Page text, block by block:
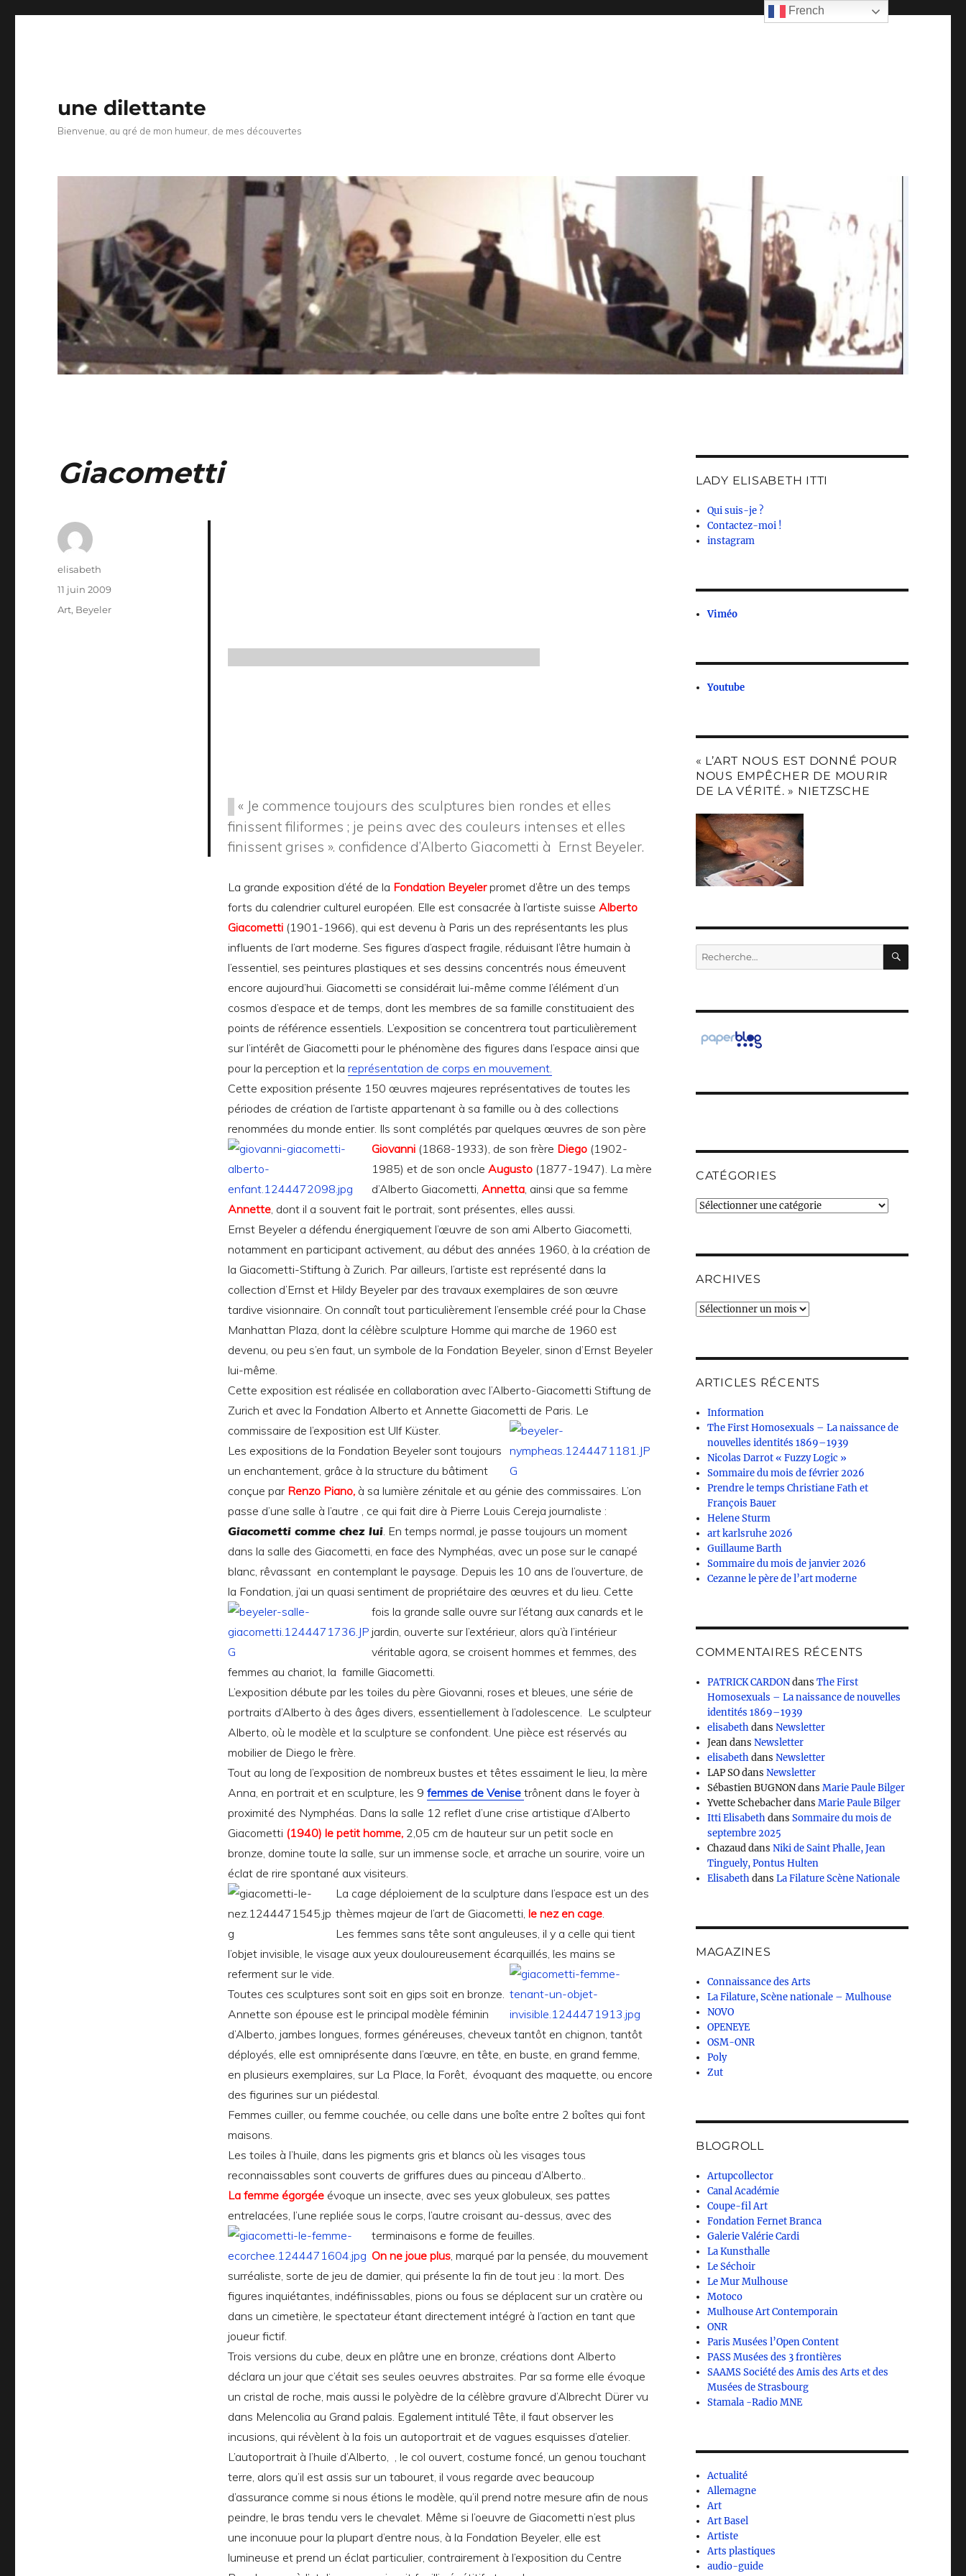
une dilettante
Bienvenue, au gré de mon humeur, de mes découvertes
Giacometti
« Je commence toujours des sculptures bien rondes et elles
finissent filiformes ; je peins avec des couleurs intenses et elles
finissent grises ». confidence d’Alberto Giacometti à Ernst Beyeler.
La grande exposition d’été de la Fondation Beyeler promet d’être un des temps
forts du calendrier culturel européen. Elle est consacrée à l’artiste suisse Alberto
Giacometti (1901-1966), qui est devenu à Paris un des représentants les plus
influents de l’art moderne. Ses figures d’aspect fragile, réduisant l’être humain à
l’essentiel, ses peintures plastiques et ses dessins concentrés nous émeuvent
encore aujourd’hui. Giacometti se considérait lui-même comme l’élément d’un
cosmos d’espace et de temps, dont les membres de sa famille constituaient des
points de référence essentiels. L’exposition se concentrera tout particulièrement
sur l’intérêt de Giacometti pour le phénomène des figures dans l’espace ainsi que
pour la perception et la représentation de corps en mouvement.
Cette exposition présente 150 œuvres majeures représentatives de toutes les
périodes de création de l’artiste appartenant à sa famille ou à des collections
renommées du monde entier. Ils sont complétés par quelques œuvres de son père
Giovanni (1868-1933), de son frère Diego (1902-
1985) et de son oncle Augusto(1877-1947). La mère
d’Alberto Giacometti, Annetta, ainsi que sa femme
Annette, dont il a souvent fait le portrait, sont présentes, elles aussi.
Ernst Beyeler a défendu énergiquement l’œuvre de son ami Alberto Giacometti,
notamment en participant activement, au début des années 1960, à la création de
la Giacometti-Stiftung à Zurich. Par ailleurs, l’artiste est représenté dans la
collection d’Ernst et Hildy Beyeler par des travaux exemplaires de son œuvre
tardive visionnaire. On connaît tout particulièrement l’ensemble créé pour la Chase
Manhattan Plaza, dont la célèbre sculpture Homme qui marche de 1960 est
devenu, ou peu s’en faut, un symbole de la Fondation Beyeler, sinon d’Ernst Beyeler
lui-même.
Cette exposition est réalisée en collaboration avec l’Alberto-Giacometti Stiftung de
Zurich et avec la Fondation Alberto et Annette Giacometti de Paris. Le
commissaire de l’exposition est Ulf Küster.
Les expositions de la Fondation Beyeler sont toujours
un enchantement, grâce à la structure du bâtiment
conçue par Renzo Piano,à sa lumière zénitale et au génie des commissaires. L’on
passe d’une salle à l’autre , ce qui fait dire à Pierre Louis Cereja journaliste :
Giacometti comme chez lui. En temps normal, je passe toujours un moment
dans la salle des Giacometti, en face des Nymphéas, avec un pose sur le canapé
blanc, rêvassant en contemplant le paysage. Depuis les 10 ans de l’ouverture, de
la Fondation, j’ai un quasi sentiment de propriétaire des œuvres et du lieu. Cette
fois la grande salle ouvre sur l’étang aux canards et le
jardin, ouverte sur l’extérieur, alors qu’à l’intérieur
véritable agora, se croisent hommes et femmes, des
femmes au chariot, la famille Giacometti.
L’exposition débute par les toiles du père Giovanni, roses et bleues, une série de
portraits d’Alberto à des âges divers, essentiellement à l’adolescence. Le sculpteur
Alberto, où le modèle et la sculpture se confondent. Une pièce est réservés au
mobilier de Diego le frère.
Tout au long de l’exposition de nombreux bustes et têtes essaiment le lieu, la mère
Anna, en portrait et en sculpture, les 9 femmes de Venise trônent dans le foyer à
proximité des Nymphéas. Dans la salle 12 reflet d’une crise artistique d’Alberto
Giacometti (1940) le petit homme, 2,05 cm de hauteur sur un petit socle en
bronze, domine toute la salle, sur un immense socle, et arrache un sourire, voire un
éclat de rire spontané aux visiteurs.
La cage déploiement de la sculpture dans l’espace est un des
thèmes majeur de l’art de Giacometti, le nez en cage.
Les femmes sans tête sont anguleuses, il y a celle qui tient
l’objet invisible, le visage aux yeux douloureusement écarquillés, les mains se
referment sur le vide.
Toutes ces sculptures sont soit en gips soit en bronze.
Annette son épouse est le principal modèle féminin
d’Alberto, jambes longues, formes généreuses, cheveux tantôt en chignon, tantôt
déployés, elle est omniprésente dans l’œuvre, en tête, en buste, en grand femme,
en plusieurs exemplaires, sur La Place, la Forêt, évoquant des maquette, ou encore
des figurines sur un piédestal.
Femmes cuiller, ou femme couchée, ou celle dans une boîte entre 2 boîtes qui font
maisons.
Les toiles à l’huile, dans les pigments gris et blancs où les visages tous
reconnaissables sont couverts de griffures dues au pinceau d’Alberto..
La femme égorgée évoque un insecte, avec ses yeux globuleux, ses pattes
entrelacées, l’une repliée sous le corps, l’autre croisant au-dessus, avec des
terminaisons e forme de feuilles.
On ne joue plus, marqué par la pensée, du mouvement
surréaliste, sorte de jeu de damier, qui présente la fin de tout jeu : la mort. Des
figures inquiétantes, indéfinissables, pions ou fous se déplacent sur un cratère ou
dans un cimetière, le spectateur étant directement intégré à l’action en tant que
joueur fictif.
Trois versions du cube, deux en plâtre une en bronze, créations dont Alberto
déclara un jour que c’était ses seules oeuvres abstraites. Par sa forme elle évoque
un cristal de roche, mais aussi le polyèdre de la célèbre gravure d’Albrecht Dürer vu
dans Melencolia au Grand palais. Egalement intitulé Tête, il faut observer les
incusions, qui révèlent à la fois un autoportrait et de vagues esquisses d’atelier.
L’autoportrait à l’huile d’Alberto, , le col ouvert, costume foncé, un genou touchant
terre, alors qu’il est assis sur un tabouret, il vous regarde avec beaucoup
d’assurance comme si nous étions le modèle, qu’il prend notre mesure afin de nous
peindre, le bras tendu vers le chevalet. Même si l’oeuvre de Giacometti n’est plus
une inconuue pour la plupart d’entre nous, à la Fondation Beyeler, elle est
lumineuse et prend un éclat particulier, contrairement à l’exposition du Centre
Auteur
elisabeth
Publié
11 juin 2009
Catégories
Art, Beyeler
LADY ELISABETH ITTI
Qui suis-je ?
Contactez-moi !
instagram
Viméo
Youtube
« L’ART NOUS EST DONNÉ POUR
NOUS EMPÊCHER DE MOURIR
DE LA VÉRITÉ. » NIETZSCHE
Recherche
pour :
CATÉGORIES
Catégories
ARCHIVES
Archives
ARTICLES RÉCENTS
Information
The First Homosexuals – La naissance de
nouvelles identités 1869–1939
Nicolas Darrot « Fuzzy Logic »
Sommaire du mois de février 2026
Prendre le temps Christiane Fath et
François Bauer
Helene Sturm
art karlsruhe 2026
Guillaume Barth
Sommaire du mois de janvier 2026
Cezanne le père de l’art moderne
COMMENTAIRES RÉCENTS
PATRICK CARDONdansThe First
Homosexuals – La naissance de nouvelles
identités 1869–1939
elisabethdansNewsletter
JeandansNewsletter
elisabethdansNewsletter
LAP SOdansNewsletter
Sébastien BUGNONdansMarie Paule Bilger
Yvette SchebacherdansMarie Paule Bilger
Itti ElisabethdansSommaire du mois de
septembre 2025
ChazauddansNiki de Saint Phalle, Jean
Tinguely, Pontus Hulten
ElisabethdansLa Filature Scène Nationale
MAGAZINES
Connaissance des Arts
La Filature, Scène nationale – Mulhouse
NOVO
OPENEYE
OSM-ONR
Poly
Zut
BLOGROLL
Artupcollector
Canal Académie
Coupe-fil Art
Fondation Fernet Branca
Galerie Valérie Cardi
La Kunsthalle
Le Séchoir
Le Mur Mulhouse
Motoco
Mulhouse Art Contemporain
ONR
Paris Musées l’Open Content
PASS Musées des 3 frontières
SAAMS Société des Amis des Arts et des
Musées de Strasbourg
Stamala -Radio MNE
Actualité
Allemagne
Art
Art Basel
Artiste
Arts plastiques
audio-guide
French